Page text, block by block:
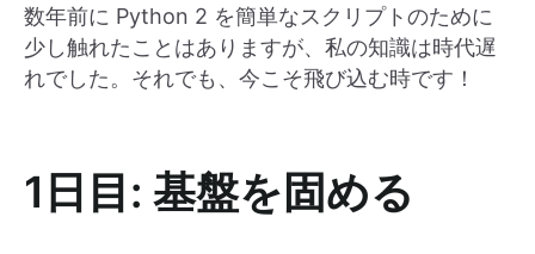
数年前に Python 2 を簡単なスクリプトのために
少し触れたことはありますが、私の知識は時代遅
れでした。それでも、今こそ飛び込む時です！
1日目: 基盤を固める